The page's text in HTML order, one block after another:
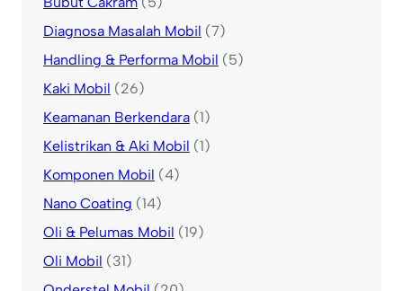
Diagnosa Masalah Mobil (7)
Handling & Performa Mobil (5)
Kaki Mobil (26)
Keamanan Berkendara (1)
Kelistrikan & Aki Mobil (1)
Komponen Mobil (4)
Nano Coating (14)
Oli & Pelumas Mobil (19)
Oli Mobil (31)